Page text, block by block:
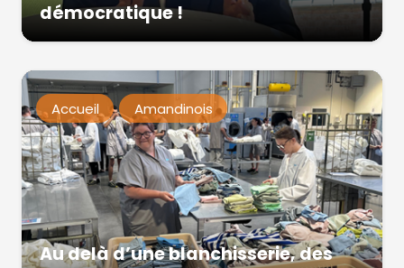
démocratique !
Accueil Amandinois
Au delà d’une blanchisserie, des